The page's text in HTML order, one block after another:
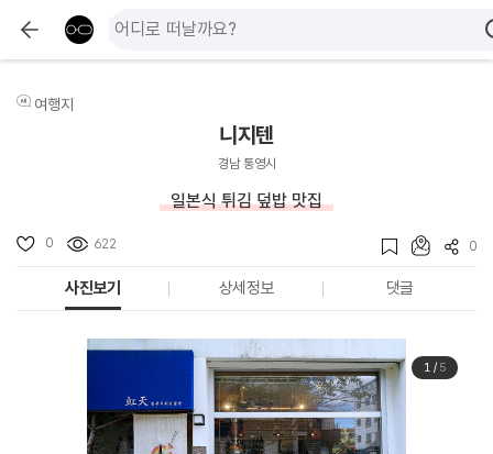
여행지
니지텐
경남 통영시
일본식 튀김 덮밥 맛집
0 622 0
사진보기 상세정보 댓글
1/ 5